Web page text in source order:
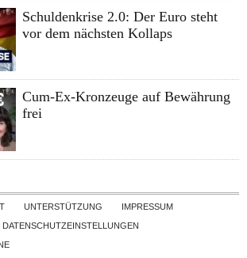
Schuldenkrise 2.0: Der Euro steht
vor dem nächsten Kollaps
Cum-Ex-Kronzeuge auf Bewährung
frei
Skip to content
UNTERSTÜTZUNG
IMPRESSUM
DATENSCHUTZEINSTELLUNGEN